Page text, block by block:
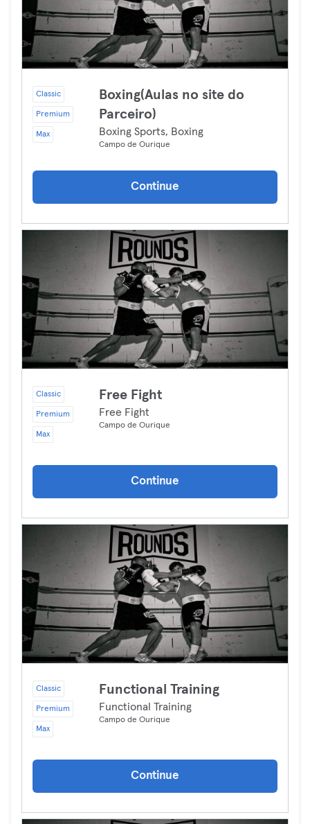
Classic
Premium
Max
Boxing(Aulas no site do
Parceiro)
Boxing Sports, Boxing
Campo de Ourique
Continue
Classic
Premium
Max
Free Fight
Free Fight
Campo de Ourique
Continue
Classic
Premium
Max
Functional Training
Functional Training
Campo de Ourique
Continue